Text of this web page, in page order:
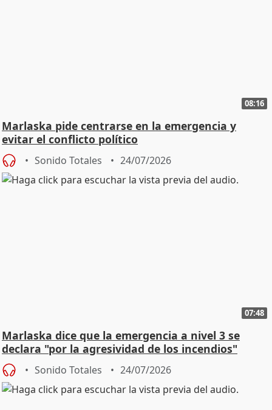
08:16
Marlaska pide centrarse en la emergencia y
evitar el conflicto político
Sonido Totales 24/07/2026
07:48
Marlaska dice que la emergencia a nivel 3 se
declara "por la agresividad de los incendios"
Sonido Totales 24/07/2026